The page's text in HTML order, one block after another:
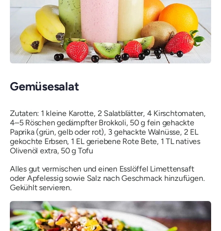
Gemüsesalat
Zutaten: 1 kleine Karotte, 2 Salatblätter, 4 Kirschtomaten,
4–5 Röschen gedämpfter Brokkoli, 50 g fein gehackte
Paprika (grün, gelb oder rot), 3 gehackte Walnüsse, 2 EL
gekochte Erbsen, 1 EL geriebene Rote Bete, 1 TL natives
Olivenöl extra, 50 g Tofu
Alles gut vermischen und einen Esslöffel Limettensaft
oder Apfelessig sowie Salz nach Geschmack hinzufügen.
Gekühlt servieren.